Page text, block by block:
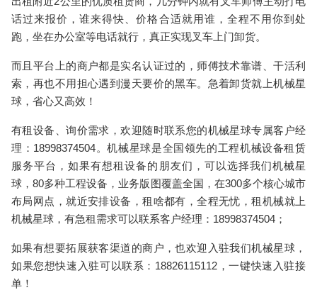
话过来报价，谁来得快、价格合适就用谁，全程不用你到处
跑，坐在办公室等电话就行，真正实现叉车上门卸货。
而且平台上的商户都是实名认证过的，师傅技术靠谱、干活利
索，再也不用担心遇到漫天要价的黑车。急着卸货就上机械星
球，省心又高效！
有租设备、询价需求，欢迎随时联系您的机械星球专属客户经
理：18998374504。机械星球是全国领先的工程机械设备租赁
服务平台，如果有想租设备的朋友们，可以选择我们机械星
球，80多种工程设备，业务版图覆盖全国，在300多个核心城市
布局网点，就近安排设备，租啥都有，全程无忧，租机械就上
机械星球，有急租需求可以联系客户经理：18998374504；
如果有想要拓展获客渠道的商户，也欢迎入驻我们机械星球，
如果您想快速入驻可以联系：18826115112，一键快速入驻接
单！